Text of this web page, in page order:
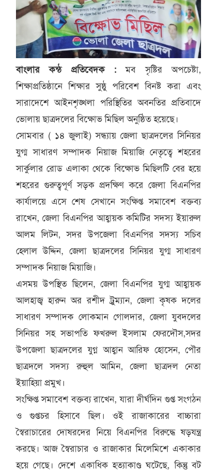
বাংলার কন্ঠ প্রতিবেদক : মব সৃষ্টির অপচেষ্টা,
শিক্ষাপ্রতিষ্ঠানে শিক্ষার সুষ্ঠু পরিবেশ বিনষ্ট করা এবং
সারাদেশে আইনশৃঙ্খলা পরিস্থিতির অবনতির প্রতিবাদে
ভোলায় ছাত্রদলের বিক্ষোভ মিছিল অনুষ্ঠিত হয়েছে।
সোমবার ( ১৪ জুলাই) সন্ধ্যায় জেলা ছাত্রদলের সিনিয়র
যুগ্ম সাধারণ সম্পাদক নিয়াজ মিয়াজি নেতৃত্বে শহরের
সার্কুলার রোড এলাকা থেকে বিক্ষোভ মিছিলটি বের হয়ে
শহরের গুরুত্বপূর্ণ সড়ক প্রদক্ষিণ করে জেলা বিএনপির
কার্যালয়ে এসে শেষ সেখানে সংক্ষিপ্ত সমাবেশ বক্তব্য
রাখেন, জেলা বিএনপির আহ্বায়ক কমিটির সদস্য ইয়ারুল
আলম লিটন, সদর উপজেলা বিএনপির সদস্য সচিব
হেলাল উদ্দিন, জেলা ছাত্রদলের সিনিয়র যুগ্ম সাধারণ
সম্পাদক নিয়াজ মিয়াজি।
এসময় উপস্থিত ছিলেন, জেলা বিএনপির যুগ্ম আহ্বায়ক
আলহাজ্ব হারুন অর রশীদ ট্রুম্যান, জেলা কৃষক দলের
সাধারণ সম্পাদক লোকমান গোলদার, জেলা যুবদলের
সিনিয়র সহ সভাপতি ফখরুল ইসলাম ফেরদৌস,সদর
উপজেলা ছাত্রদলের যুগ্ন আহ্বান আরিফ হোসেন, পৌর
ছাত্রদলে সদস্য রুহুল আমিন, জেলা ছাত্রদল নেতা
ইয়াহিয়া প্রমুখ।
সংক্ষিপ্ত সমাবেশ বক্তব্য রাখেন, যারা দীর্ঘদিন গুপ্ত সংগঠন
ও গুপ্তচর হিসাবে ছিল। ওই রাজাকারের বাচ্চারা
স্বৈরাচারের দোষরদের নিয়ে বিএনপির বিরুদ্ধে ষড়যন্ত্র
করছে। আজ স্বৈরাচার ও রাজাকার মিলেমিশে একাকার
হয়ে গেছে। দেশে একাধিক হত্যাকাণ্ড ঘটেছে, কিন্তু বট